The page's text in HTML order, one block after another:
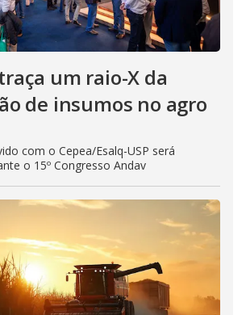
um raio-X da
de insumos no agro
com o Cepea/Esalq-USP será
o 15º Congresso Andav